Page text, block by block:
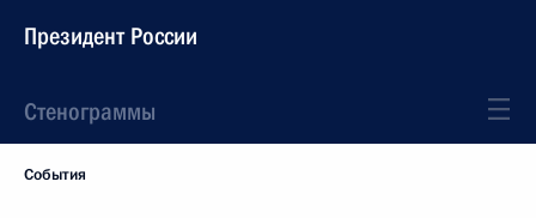
Президент России
Стенограммы
События